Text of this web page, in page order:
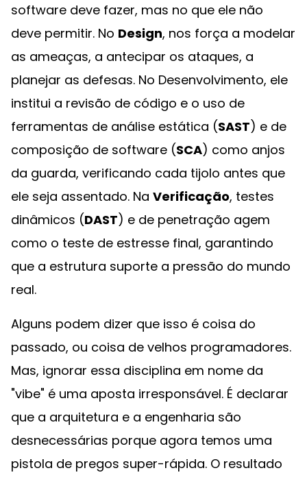
software deve fazer, mas no que ele não
deve permitir. No Design, nos força a modelar
as ameaças, a antecipar os ataques, a
planejar as defesas. No Desenvolvimento, ele
institui a revisão de código e o uso de
ferramentas de análise estática (SAST) e de
composição de software (SCA) como anjos
da guarda, verificando cada tijolo antes que
ele seja assentado. Na Verificação, testes
dinâmicos (DAST) e de penetração agem
como o teste de estresse final, garantindo
que a estrutura suporte a pressão do mundo
real.
Alguns podem dizer que isso é coisa do
passado, ou coisa de velhos programadores.
Mas, ignorar essa disciplina em nome da
"vibe" é uma aposta irresponsável. É declarar
que a arquitetura e a engenharia são
desnecessárias porque agora temos uma
pistola de pregos super-rápida. O resultado